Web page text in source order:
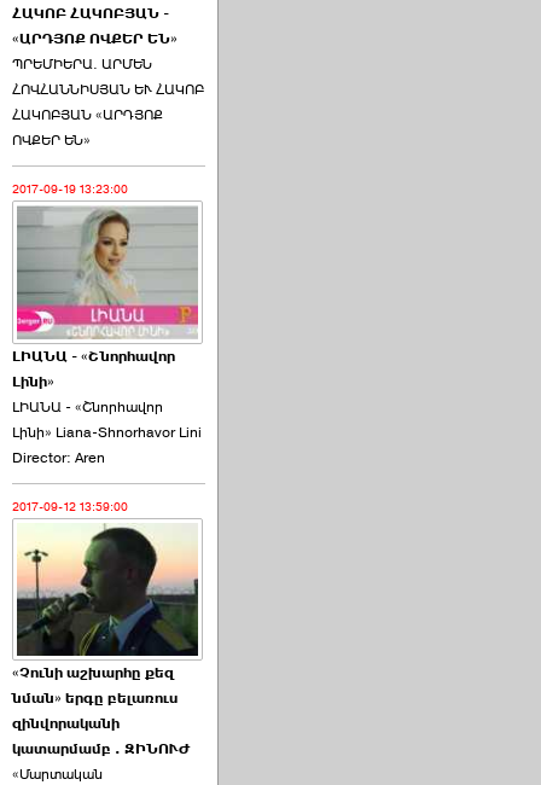
ՀԱԿՈԲ ՀԱԿՈԲՅԱՆ -
«ԱՐԴՅՈՔ ՈՎՔԵՐ ԵՆ»
ՊՐԵՄԻԵՐԱ. ԱՐՄԵՆ
ՀՈՎՀԱՆՆԻՍՅԱՆ ԵՒ ՀԱԿՈԲ
ՀԱԿՈԲՅԱՆ «ԱՐԴՅՈՔ
ՈՎՔԵՐ ԵՆ»
2017-09-19 13:23:00
ԼԻԱՆԱ - «Շնորհավոր
Լինի»
ԼԻԱՆԱ - «Շնորհավոր
Լինի» Liana-Shnorhavor Lini
Director: Aren
2017-09-12 13:59:00
«Չունի աշխարհը քեզ
նման» երգը բելառուս
զինվորականի
կատարմամբ . ԶԻՆՈՒԺ
«Մարտական